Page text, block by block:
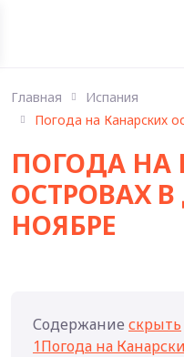
Главная
Испания
Погода на Канарских
ПОГОДА НА
ОСТРОВАХ В
НОЯБРЕ
Содержание скрыть
1Погода на